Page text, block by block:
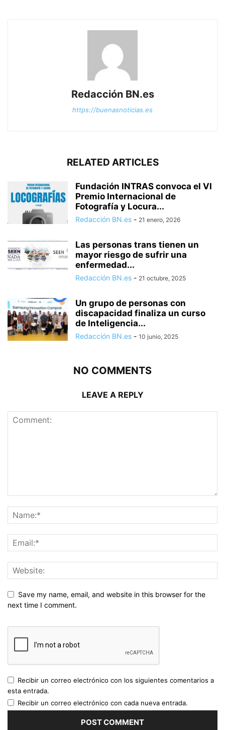
Redacción BN.es
https://buenasnoticias.es
RELATED ARTICLES
Fundación INTRAS convoca el VI
Premio Internacional de
Fotografía y Locura...
Redacción BN.es - 21 enero, 2026
Las personas trans tienen un
mayor riesgo de sufrir una
enfermedad...
Redacción BN.es - 21 octubre, 2025
Un grupo de personas con
discapacidad finaliza un curso
de Inteligencia...
Redacción BN.es - 10 junio, 2025
NO COMMENTS
LEAVE A REPLY
Save my name, email, and website in this browser for the
next time I comment.
Recibir un correo electrónico con los siguientes comentarios a
esta entrada.
Recibir un correo electrónico con cada nueva entrada.